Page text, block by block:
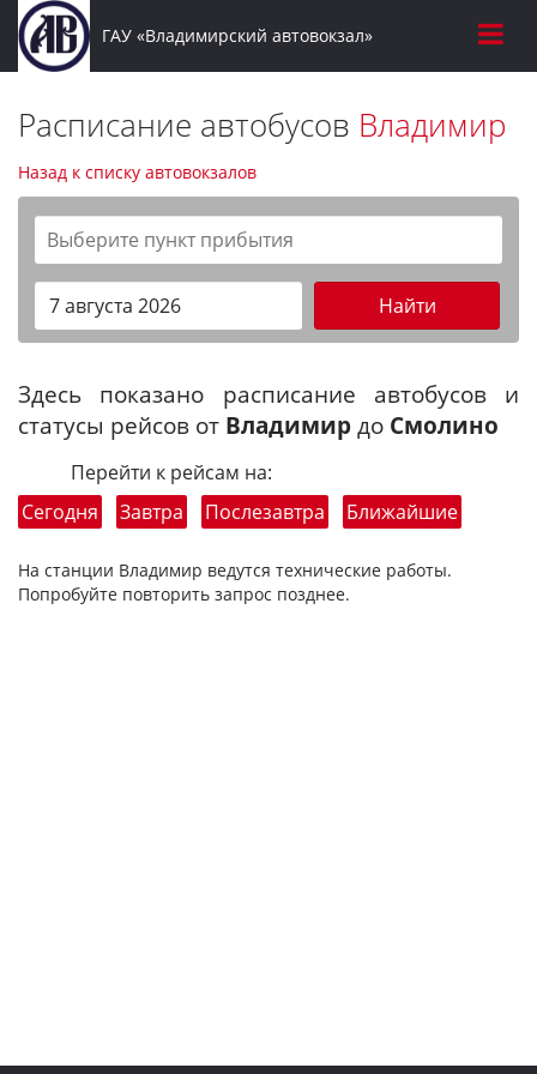
ГАУ «Владимирский автовокзал»
Расписание автобусов Владимир
Назад к списку автовокзалов
Найти
Здесь показано расписание автобусов и
статусы рейсов от Владимир до Смолино
Перейти к рейсам на:
Сегодня
Завтра Послезавтра Ближайшие
На станции Владимир ведутся технические работы.
Попробуйте повторить запрос позднее.